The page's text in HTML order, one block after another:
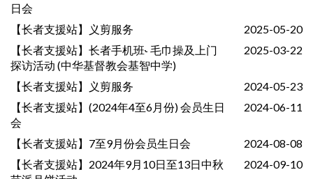
日会
【长者支援站】义剪服务
2025-05-20
【长者支援站】长者手机班˞ 毛巾操及上门
探访活动 (中华基督教会基智中学)
2025-03-22
【长者支援站】义剪服务
2024-05-23
【长者支援站】(2024年4至6月份) 会员生日
会
2024-06-11
【长者支援站】7至9月份会员生日会
2024-08-08
【长者支援站】2024年9月10日至13日中秋
2024-09-10